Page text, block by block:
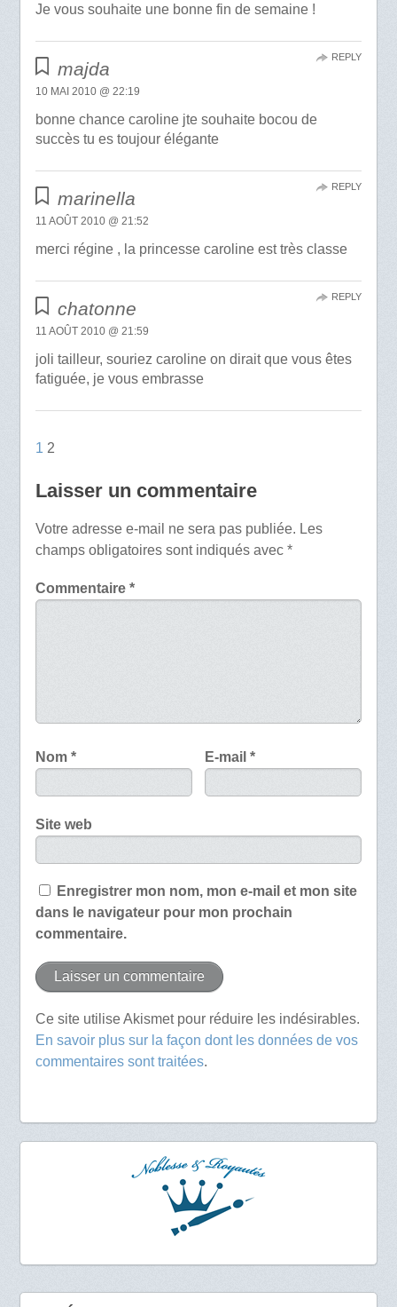
Je vous souhaite une bonne fin de semaine !
majda
10 MAI 2010 @ 22:19
bonne chance caroline jte souhaite bocou de
succès tu es toujour élégante
REPLY
marinella
11 AOÛT 2010 @ 21:52
merci régine , la princesse caroline est très classe
REPLY
chatonne
11 AOÛT 2010 @ 21:59
joli tailleur, souriez caroline on dirait que vous êtes
fatiguée, je vous embrasse
REPLY
1 2
Laisser un commentaire
Votre adresse e-mail ne sera pas publiée. Les
champs obligatoires sont indiqués avec *
Commentaire *
Nom * E-mail*
Site web
Enregistrer mon nom, mon e-mail et mon site
dans le navigateur pour mon prochain
commentaire.
Ce site utilise Akismet pour réduire les indésirables.
En savoir plus sur la façon dont les données de vos
commentaires sont traitées.